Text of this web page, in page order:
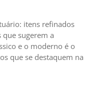
itens refinados
sugerem a
e o moderno é o
que se destaquem na